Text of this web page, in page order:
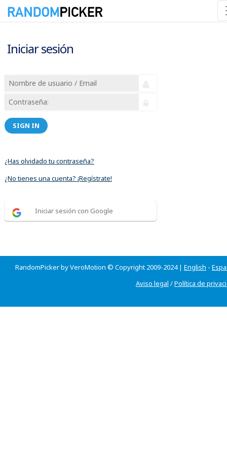
Iniciar sesión
SIGN IN
¿Has olvidado tu contraseña?
¿No tienes una cuenta? ¡Regístrate!
Iniciar sesión con Google
RandomPicker by VeroMotion © Copyright 2009-2024 | English -
Aviso legal /Política de